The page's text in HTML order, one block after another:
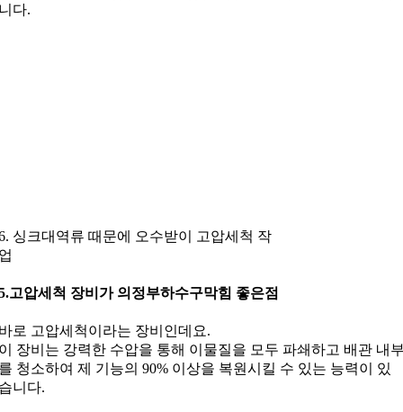
다.
싱크대역류 때문에 오수받이 고압세척 작
고압세척 장비가 의정부하수구막힘 좋은점
로 고압세척이라는 장비인데요.
장비는 강력한 수압을 통해 이물질을 모두 파쇄하고 배관 내
청소하여 제 기능의 90% 이상을 복원시킬 수 있는 능력이 있
니다.